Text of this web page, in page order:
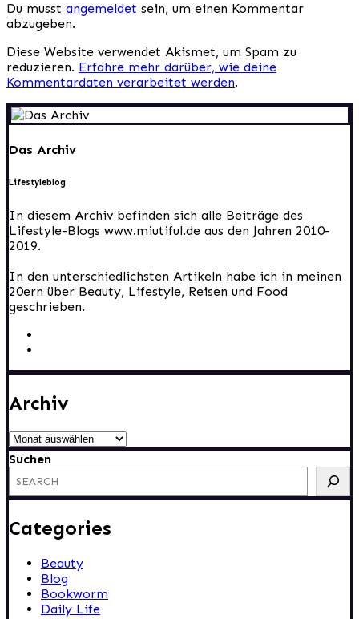
Du musst angemeldet sein, um einen Kommentar
abzugeben.
Diese Website verwendet Akismet, um Spam zu
reduzieren. Erfahre mehr darüber, wie deine
Kommentardaten verarbeitet werden.
Das Archiv
Lifestyleblog
In diesem Archiv befinden sich alle Beiträge des
Lifestyle-Blogs www.miutiful.de aus den Jahren 2010-
2019.
In den unterschiedlichsten Artikeln habe ich in meinen
20ern über Beauty, Lifestyle, Reisen und Food
geschrieben.
Archiv
Archiv
Suchen
Categories
Beauty
Blog
Bookworm
Daily Life